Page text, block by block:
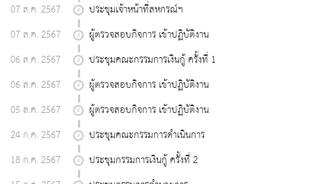
07 ส.ค. 2567
ประชุมเจ้าหน้าที่สหกรณ์ฯ
07 ส.ค. 2567
ผู้ตรวจสอบกิจการ เข้าปฏิบัติงาน
06 ส.ค. 2567
ประชุมคณะกรรมการเงินกู้ ครั้งที่ 1
06 ส.ค. 2567
ผู้ตรวจสอบกิจการ เข้าปฏิบัติงาน
05 ส.ค. 2567
ผู้ตรวจสอบกิจการ เข้าปฏิบัติงาน
24 ก.ค. 2567
ประชุมคณะกรรมการดำเนินการ
18 ก.ค. 2567
ประชุมกรรมการเงินกู้ ครั้งที่ 2